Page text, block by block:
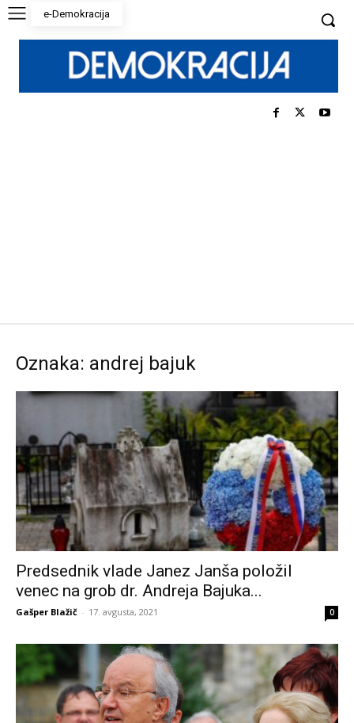
e-Demokracija
Oznaka: andrej bajuk
Predsednik vlade Janez Janša položil
venec na grob dr. Andreja Bajuka...
Gašper Blažič - 17. avgusta, 2021 0